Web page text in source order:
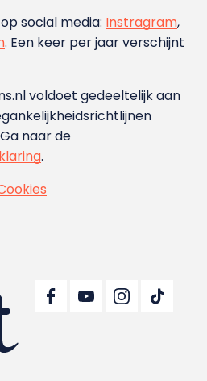
social media: Instragram,
. Een keer per jaar verschijnt
voldoet gedeeltelijk aan
Ga naar de
.